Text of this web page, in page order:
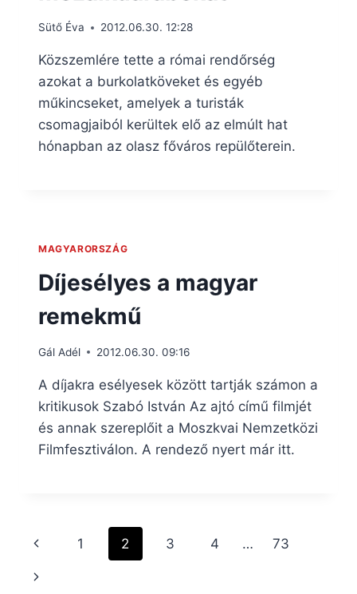
Sütő Éva 2012.06.30. 12:28
Közszemlére tette a római rendőrség
azokat a burkolatköveket és egyéb
műkincseket, amelyek a turisták
csomagjaiból kerültek elő az elmúlt hat
hónapban az olasz főváros repülőterein.
MAGYARORSZÁG
Díjesélyes a magyar
remekmű
Gál Adél 2012.06.30. 09:16
A díjakra esélyesek között tartják számon a
kritikusok Szabó István Az ajtó című filmjét
és annak szereplőit a Moszkvai Nemzetközi
Filmfesztiválon. A rendező nyert már itt.
Page
navigation
Previous
Page
1 2 3 4 … 73
Next